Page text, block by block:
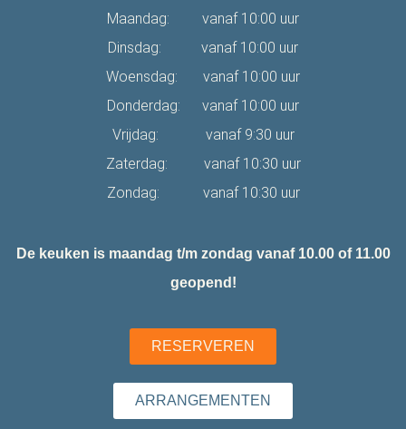
Maandag: vanaf 10:00 uur
Dinsdag: vanaf 10:00 uur
Woensdag: vanaf 10:00 uur
Donderdag: vanaf 10:00 uur
Vrijdag: vanaf 9:30 uur
Zaterdag: vanaf 10:30 uur
Zondag: vanaf 10:30 uur
De keuken is maandag t/m zondag vanaf 10.00 of 11.00
geopend!
RESERVEREN
ARRANGEMENTEN